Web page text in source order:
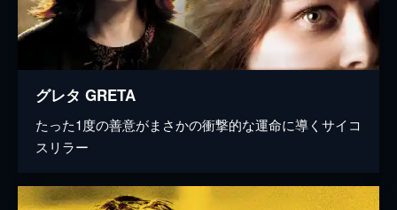
グレタ GRETA
たった1度の善意がまさかの衝撃的な運命に導くサイコ
スリラー